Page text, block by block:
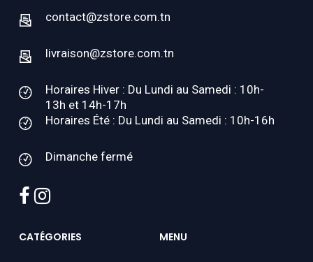
contact@zstore.com.tn
livraison@zstore.com.tn
Horaires Hiver : Du Lundi au Samedi : 10h-
13h et 14h-17h
Horaires Été : Du Lundi au Samedi : 10h-16h
Dimanche fermé
facebook
instagram
CATÉGORIES MENU